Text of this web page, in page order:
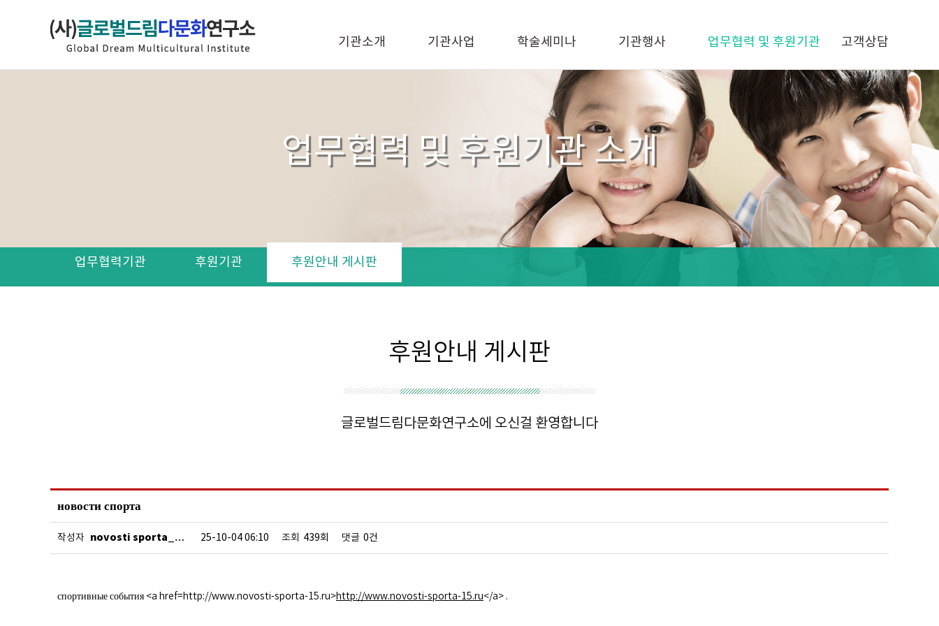
기관소개 기관사업 학술세미나 기관행사 업무협력 및 후원기관 고객상담
업무협력 및 후원기관 소개
업무협력기관 후원기관 후원안내 게시판
후원안내 게시판
글로벌드림다문화연구소에 오신걸 환영합니다
новости спорта
작성자 novosti sporta_… 25-10-04 06:10 조회 439회 댓글 0건
спортивные события <a href=http://www.novosti-sporta-15.ru>http://www.novosti-sporta-15.ru</a> .